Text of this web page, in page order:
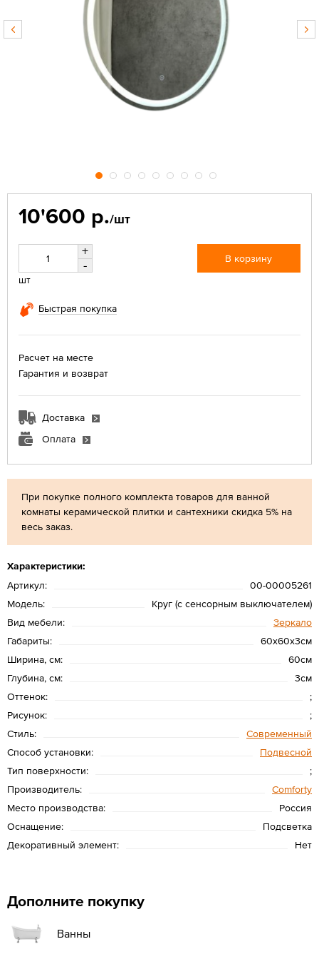
При покупке полного комплекта товаров для ванной
комнаты керамической плитки и сантехники скидка 5% на
весь заказ.
Характеристики:
Артикул:
00-00005261
Модель:
Круг (с сенсорным выключателем)
Вид мебели:
Зеркало
Габариты:
60x60x3см
Ширина, см:
60см
Глубина, см:
3см
Оттенок:
;
Рисунок:
;
Стиль:
Современный
Способ установки:
Подвесной
Тип поверхности:
;
Производитель:
Сomforty
Место производства:
Россия
Оснащение:
Подсветка
Декоративный элемент:
Нет
10'600 р./шт
+
-
шт
В корзину
Быстрая покупка
Расчет на месте
Гарантия и возврат
Доставка
Оплата
Дополните покупку
Ванны